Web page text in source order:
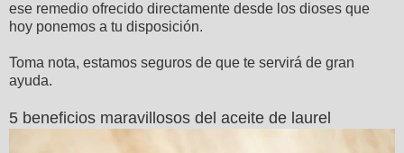
ese remedio ofrecido directamente desde los dioses que
hoy ponemos a tu disposición.
Toma nota, estamos seguros de que te servirá de gran
ayuda.
5 beneficios maravillosos del aceite de laurel